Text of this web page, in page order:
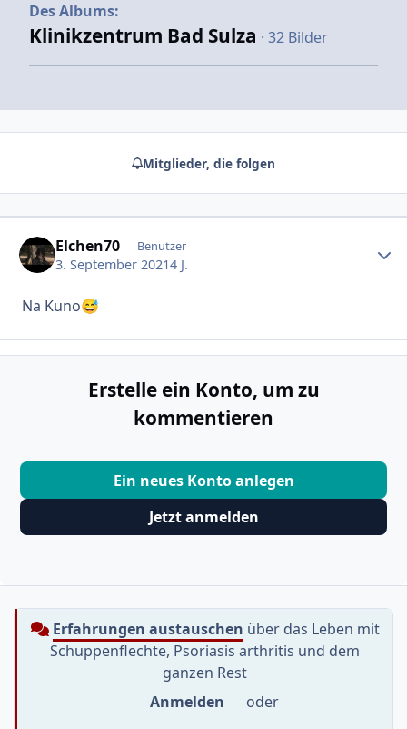
Des Albums:
Klinikzentrum Bad Sulza · 32 Bilder
Mitglieder, die folgen
Elchen70 Benutzer
3. September 20214 J.
Na Kuno😅
Erstelle ein Konto, um zu
kommentieren
Ein neues Konto anlegen
Jetzt anmelden
Erfahrungen austauschen über das Leben mit
Schuppenflechte, Psoriasis arthritis und dem
ganzen Rest
Anmelden
oder